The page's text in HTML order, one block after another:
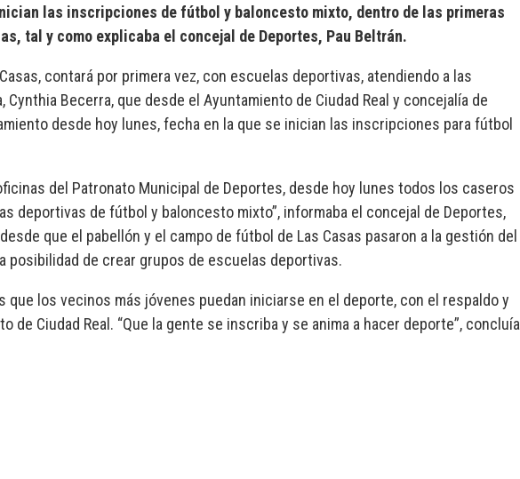
las inscripciones de fútbol y baloncesto mixto, dentro de las primeras
tal y como explicaba el concejal de Deportes, Pau Beltrán.
contará por primera vez, con escuelas deportivas, atendiendo a las
Becerra, que desde el Ayuntamiento de Ciudad Real y concejalía de
desde hoy lunes, fecha en la que se inician las inscripciones para fútbol
del Patronato Municipal de Deportes, desde hoy lunes todos los caseros
deportivas de fútbol y baloncesto mixto”, informaba el concejal de Deportes,
que el pabellón y el campo de fútbol de Las Casas pasaron a la gestión del
posibilidad de crear grupos de escuelas deportivas.
que los vecinos más jóvenes puedan iniciarse en el deporte, con el respaldo y
de Ciudad Real. “Que la gente se inscriba y se anima a hacer deporte”, concluía